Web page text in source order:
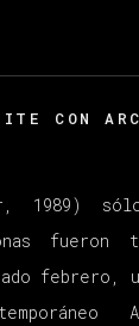
CON
1989)
febrero ,